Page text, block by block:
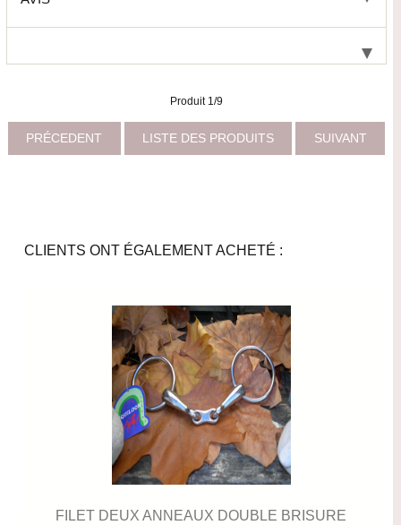
Produit 1/9
PRÉCEDENT LISTE DES PRODUITS SUIVANT
CLIENTS ONT ÉGALEMENT ACHETÉ :
FILET DEUX ANNEAUX DOUBLE BRISURE